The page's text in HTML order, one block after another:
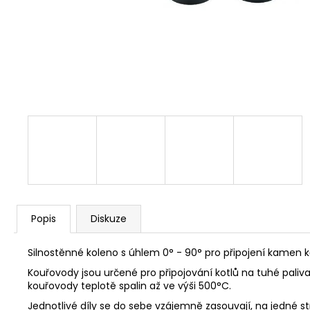
Popis Diskuze
Silnostěnné koleno s úhlem 0° - 90° pro připojení kamen
Kouřovody jsou určené pro připojování kotlů na tuhé
kouřovody teplotě spalin až ve výši 500°C.
Jednotlivé díly se do sebe vzájemně zasouvají, na jedné
NÝT DUTÝ DVOJDÍLNÝ 3,5X10 NIKL